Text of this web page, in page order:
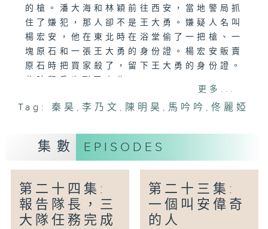
的槍。潘大海和林穎前往西安，當地警局抓
住了嫌犯，那人卻不是王大勇。嫌疑人名叫
楊宏安，他在東北時在浴堂偷了一把槍、一
塊原石和一張王大勇的身份證。楊宏安販賣
原石時把買家殺了，留下王大勇的身份證。
更多...
Tag: 秦昊 , 李乃文 , 陳明昊 , 馬吟吟 ,佟麗婭
集數 EPISODES
第二十四集:
報告隊長，三
大隊任務完成
第二十三集:
一個叫安偉奇
的人